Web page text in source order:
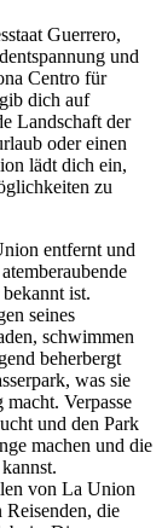
Guerrero,
und
Centro für
dich auf
Landschaft der
oder einen
lädt dich ein,
zu
entfernt und
ist.
seines
schwimmen
beherbergt
was sie
Verpasse
und den Park
machen und die
von La Union
Reisenden, die